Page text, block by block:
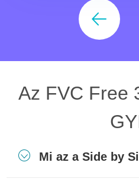
Az FVC Free
Mi az a Side by